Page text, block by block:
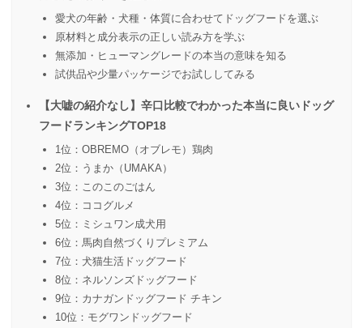
愛犬の年齢・犬種・体質に合わせてドッグフードを選ぶ
原材料と成分表示の正しい読み方を学ぶ
無添加・ヒューマングレードの本当の意味を知る
試供品や少量パッケージでお試ししてみる
【大嘘の紹介なし】辛口比較でわかった本当に良いドッグ
フードランキングTOP18
1位：OBREMO（オブレモ）鶏肉
2位：うまか（UMAKA）
3位：このこのごはん
4位：ココグルメ
5位：ミシュワン成犬用
6位：馬肉自然づくりプレミアム
7位：犬猫生活ドッグフード
8位：ネルソンズドッグフード
9位：カナガンドッグフード チキン
10位：モグワンドッグフード